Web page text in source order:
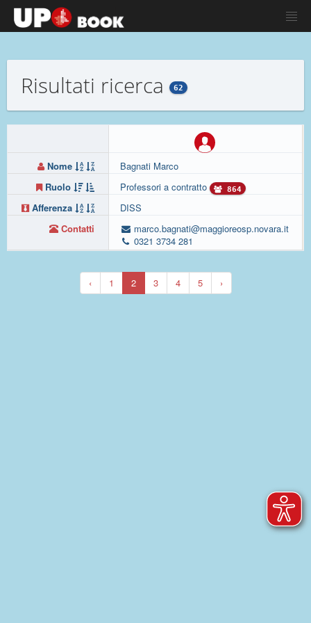
Risultati ricerca 62
Nome
Ruolo
Afferenza
Contatti
Bagnati Marco
Professori a contratto
864
DISS
marco.bagnati@maggioreosp.novara.it
0321 3734 281
‹ 1 2 3 4 5 ›